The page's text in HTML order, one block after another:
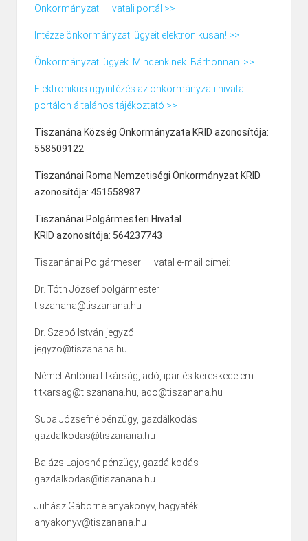
Önkormányzati Hivatali portál >>
Intézze önkormányzati ügyeit elektronikusan! >>
Önkormányzati ügyek. Mindenkinek. Bárhonnan. >>
Elektronikus ügyintézés az önkormányzati hivatali
portálon általános tájékoztató >>
Tiszanána Község Önkormányzata KRID azonosítója:
558509122
Tiszanánai Roma Nemzetiségi Önkormányzat KRID
azonosítója: 451558987
Tiszanánai Polgármesteri Hivatal
KRID azonosítója: 564237743
Tiszanánai Polgármeseri Hivatal e-mail címei:
Dr. Tóth József polgármester
tiszanana@tiszanana.hu
Dr. Szabó István jegyző
jegyzo@tiszanana.hu
Német Antónia titkárság, adó, ipar és kereskedelem
titkarsag@tiszanana.hu, ado@tiszanana.hu
Suba Józsefné pénzügy, gazdálkodás
gazdalkodas@tiszanana.hu
Balázs Lajosné pénzügy, gazdálkodás
gazdalkodas@tiszanana.hu
Juhász Gáborné anyakönyv, hagyaték
anyakonyv@tiszanana.hu